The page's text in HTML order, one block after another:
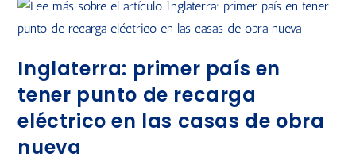
Inglaterra: primer país en
tener punto de recarga
eléctrico en las casas de obra
nueva